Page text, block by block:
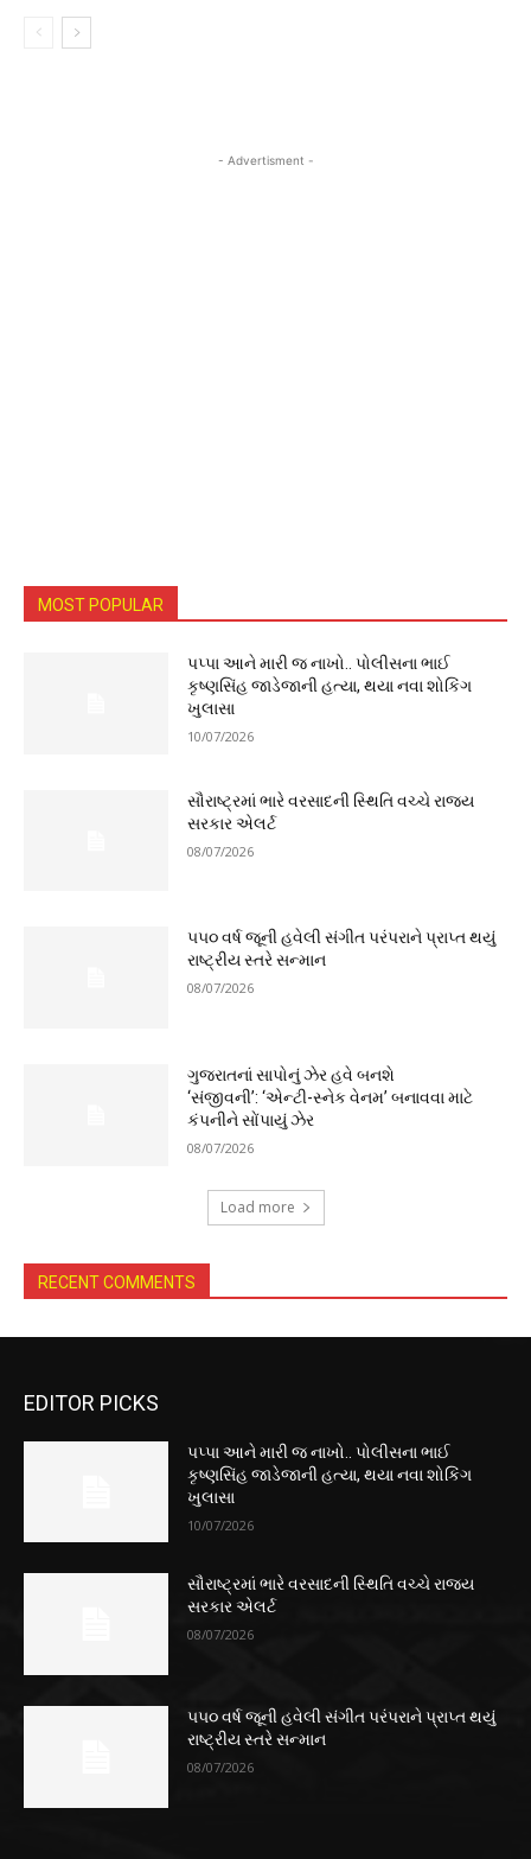
- Advertisment -
MOST POPULAR
પપ્પા આને મારી જ નાખો.. પોલીસના ભાઈ
કૃષ્ણસિંહ જાડેજાની હત્યા, થયા નવા શોકિંગ
ખુલાસા
10/07/2026
સૌરાષ્ટ્રમાં ભારે વરસાદની સ્થિતિ વચ્ચે રાજ્ય
સરકાર એલર્ટ
08/07/2026
૫૫૦ વર્ષ જૂની હવેલી સંગીત પરંપરાને પ્રાપ્ત થયું
રાષ્ટ્રીય સ્તરે સન્માન
08/07/2026
ગુજરાતનાં સાપોનું ઝેર હવે બનશે
‘સંજીવની’: ‘એન્ટી-સ્નેક વેનમ’ બનાવવા માટે
કંપનીને સોંપાયું ઝેર
08/07/2026
Load more
RECENT COMMENTS
EDITOR PICKS
પપ્પા આને મારી જ નાખો.. પોલીસના ભાઈ
કૃષ્ણસિંહ જાડેજાની હત્યા, થયા નવા શોકિંગ
ખુલાસા
10/07/2026
સૌરાષ્ટ્રમાં ભારે વરસાદની સ્થિતિ વચ્ચે રાજ્ય
સરકાર એલર્ટ
08/07/2026
૫૫૦ વર્ષ જૂની હવેલી સંગીત પરંપરાને પ્રાપ્ત થયું
રાષ્ટ્રીય સ્તરે સન્માન
08/07/2026